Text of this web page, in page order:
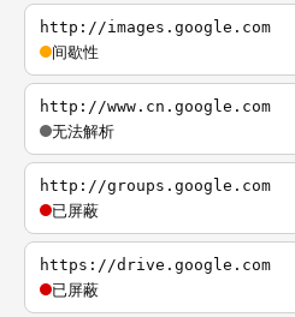
http://images.google.com
间歇性
http://www.cn.google.com
无法解析
http://groups.google.com
已屏蔽
https://drive.google.com
已屏蔽